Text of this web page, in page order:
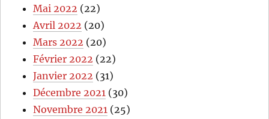
Mai 2022 (22)
Avril 2022 (20)
Mars 2022 (20)
Février 2022 (22)
Janvier 2022 (31)
Décembre 2021 (30)
Novembre 2021 (25)